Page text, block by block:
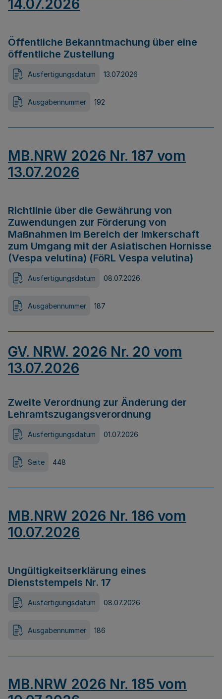
14.07.2026
Öffentliche Bekanntmachung über eine
öffentliche Zustellung
Ausfertigungsdatum 13.07.2026
Ausgabennummer 192
MB.NRW 2026 Nr. 187 vom
13.07.2026
Richtlinie über die Gewährung von
Zuwendungen zur Förderung von
Maßnahmen im Bereich der Imkerschaft
zum Umgang mit der Asiatischen Hornisse
(Vespa velutina) (FöRL Vespa velutina)
Ausfertigungsdatum 08.07.2026
Ausgabennummer 187
GV. NRW. 2026 Nr. 20 vom
13.07.2026
Zweite Verordnung zur Änderung der
Lehramtszugangsverordnung
Ausfertigungsdatum 01.07.2026
Seite 448
MB.NRW 2026 Nr. 186 vom
10.07.2026
Ungültigkeitserklärung eines
Dienststempels Nr. 17
Ausfertigungsdatum 08.07.2026
Ausgabennummer 186
MB.NRW 2026 Nr. 185 vom